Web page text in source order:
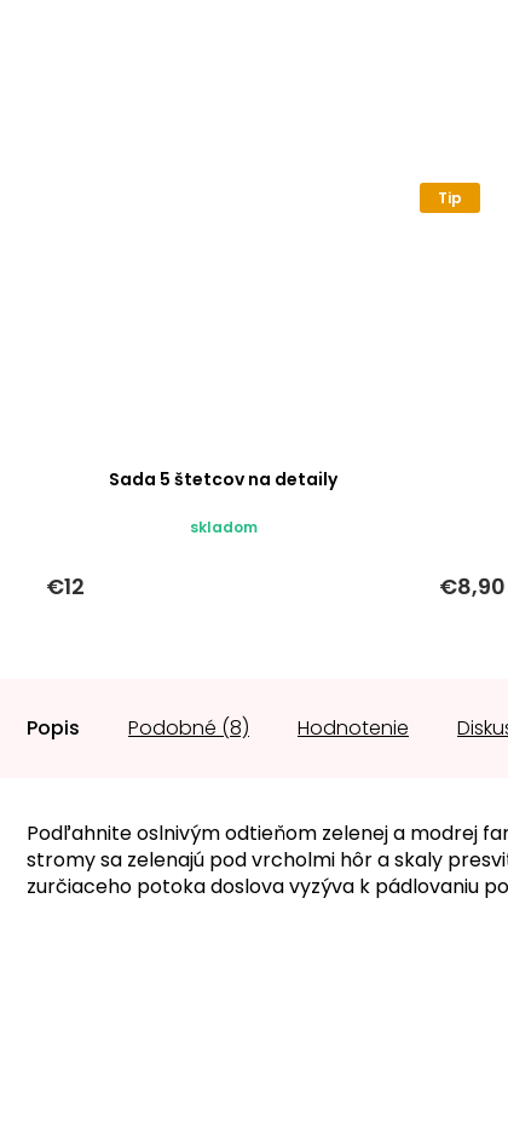
Sada 5 štetcov na detaily
skladom
€12
Tip
€8,90
Popis Podobné (8) Hodnotenie
Podľahnite oslnivým odtieňom zelenej a modrej
stromy sa zelenajú pod vrcholmi hôr a skaly
zurčiaceho potoka doslova vyzýva k pádlovaniu